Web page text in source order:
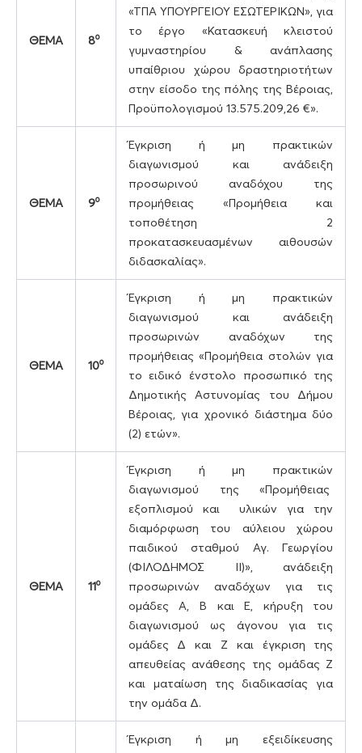
ΘΕΜΑ 8ο
«ΤΠΑ ΥΠΟΥΡΓΕΙΟΥ ΕΣΩΤΕΡΙΚΩΝ», για
το έργο «Κατασκευή κλειστού
γυμναστηρίου & ανάπλασης
υπαίθριου χώρου δραστηριοτήτων
στην είσοδο της πόλης της Βέροιας,
Προϋπολογισμού 13.575.209,26 €».
ΘΕΜΑ 9ο
Έγκριση ή μη πρακτικών
διαγωνισμού και ανάδειξη
προσωρινού αναδόχου της
προμήθειας «Προμήθεια και
τοποθέτηση 2
προκατασκευασμένων αιθουσών
διδασκαλίας».
ΘΕΜΑ 10ο
Έγκριση ή μη πρακτικών
διαγωνισμού και ανάδειξη
προσωρινών αναδόχων της
προμήθειας «Προμήθεια στολών για
το ειδικό ένστολο προσωπικό της
Δημοτικής Αστυνομίας του Δήμου
Βέροιας, για χρονικό διάστημα δύο
(2) ετών».
ΘΕΜΑ 11ο
Έγκριση ή μη πρακτικών
διαγωνισμού της «Προμήθειας
εξοπλισμού και υλικών για την
διαμόρφωση του αύλειου χώρου
παιδικού σταθμού Αγ. Γεωργίου
(ΦΙΛΟΔΗΜΟΣ ΙΙ)», ανάδειξη
προσωρινών αναδόχων για τις
ομάδες Α, Β και Ε, κήρυξη του
διαγωνισμού ως άγονου για τις
ομάδες Δ και Ζ και έγκριση της
απευθείας ανάθεσης της ομάδας Ζ
και ματαίωση της διαδικασίας για
την ομάδα Δ.
Έγκριση ή μη εξειδίκευσης